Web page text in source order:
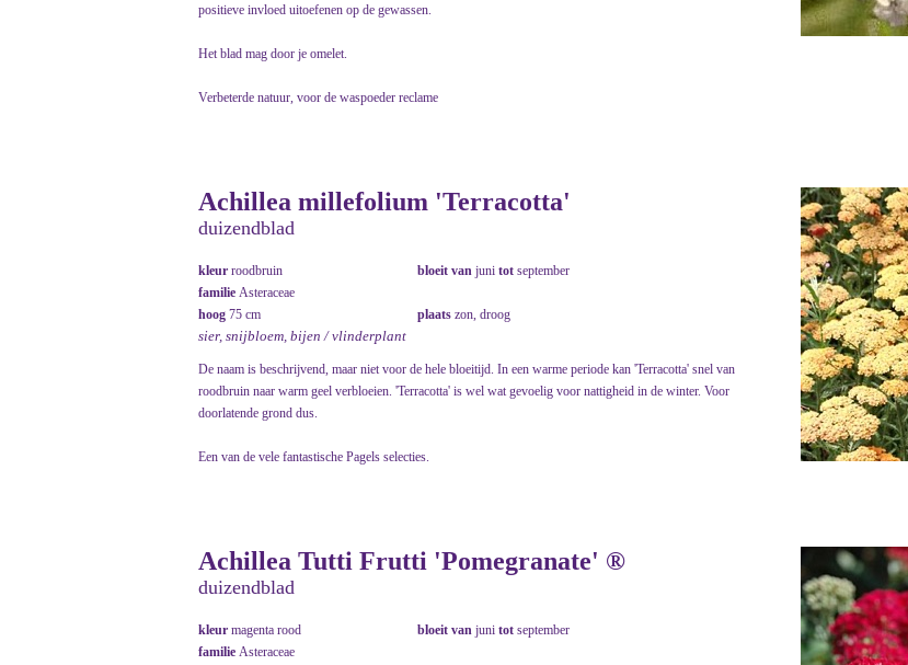
positieve invloed uitoefenen op de gewassen.
Het blad mag door je omelet.
Verbeterde natuur, voor de waspoeder reclame
Achillea millefolium 'Terracotta'
duizendblad
kleur roodbruin bloeit van juni tot september
familie Asteraceae
hoog 75 cm plaats zon, droog
sier, snijbloem, bijen / vlinderplant
De naam is beschrijvend, maar niet voor de hele bloeitijd. In een warme periode kan 'Terracotta' snel van
roodbruin naar warm geel verbloeien. 'Terracotta' is wel wat gevoelig voor nattigheid in de winter. Voor
doorlatende grond dus.
Een van de vele fantastische Pagels selecties.
Achillea Tutti Frutti 'Pomegranate' ®
duizendblad
kleur magenta rood bloeit van juni tot september
familie Asteraceae